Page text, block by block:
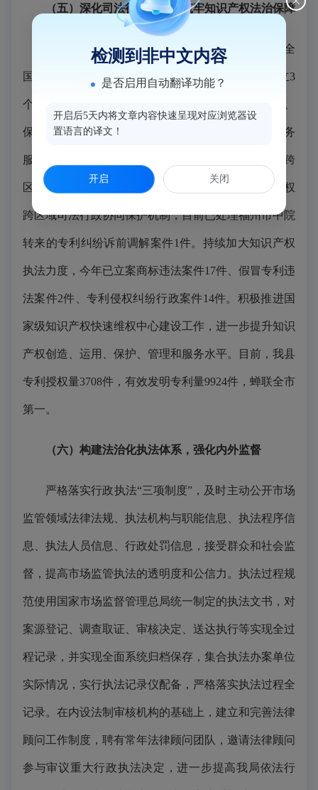
（五） 深化司法行政协同， 筑牢知识产权法治保障
加强专利挖掘和布局，组织24家企业开展2025年全
国专利调查工作。健全知识产权公共服务体系，成立3
个商标品牌指导站，对23家企业开展商标培育、运用、
保护和管理指导工作；在14个基层所设立知识产权公务
服务站，在4个商业中心设立知识产权保护站。加强跨
区域知识产权保护协作，与司法机关共同建立知识产权
跨区域司法行政协同保护机制，目前已处理福州市中院
转来的专利纠纷诉前调解案件1件。持续加大知识产权
执法力度，今年已立案商标违法案件17件、假冒专利违
法案件2件、专利侵权纠纷行政案件14件。积极推进国
家级知识产权快速维权中心建设工作，进一步提升知识
产权创造、运用、保护、管理和服务水平。目前，我县
专利授权量3708件，有效发明专利量9924件，蝉联全市
第一。
（六）构建法治化执法体系，强化内外监督
严格落实行政执法“三项制度”，及时主动公开市场
监管领域法律法规、执法机构与职能信息、执法程序信
息、执法人员信息、行政处罚信息，接受群众和社会监
督，提高市场监管执法的透明度和公信力。执法过程规
范使用国家市场监督管理总局统一制定的执法文书，对
案源登记、调查取证、审核决定、送达执行等实现全过
程记录，并实现全面系统归档保存，集合执法办案单位
实际情况，实行执法记录仪配备，严格落实执法过程全
记录。在内设法制审核机构的基础上，建立和完善法律
顾问工作制度，聘有常年法律顾问团队，邀请法律顾问
参与审议重大行政执法决定，进一步提高我局依法行
检测到非中文内容
是否启用自动翻译功能？
开启后5天内将文章内容快速呈现对应浏览器设
置语言的译文！
开启 关闭